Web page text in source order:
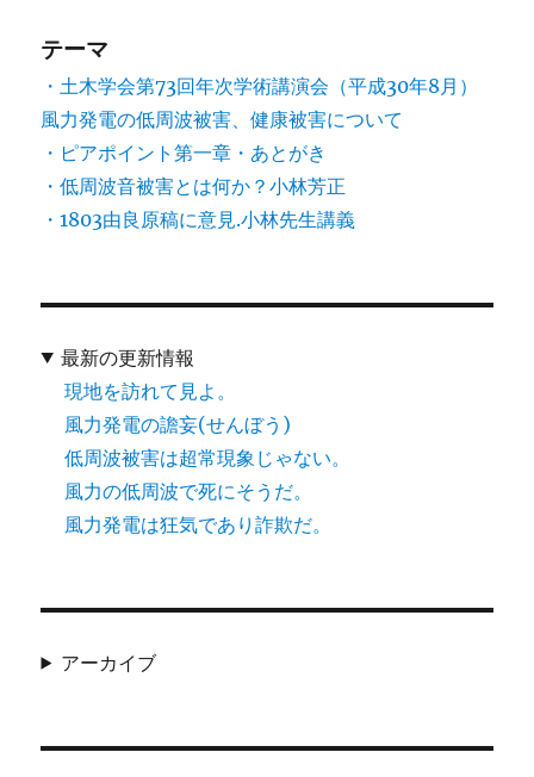
テーマ
・土木学会第73回年次学術講演会（平成30年8月）
風力発電の低周波被害、健康被害について
・ピアポイント第一章・あとがき
・低周波音被害とは何か？小林芳正
・1803由良原稿に意見.小林先生講義
最新の更新情報
現地を訪れて見よ。
風力発電の譫妄(せんぼう)
低周波被害は超常現象じゃない。
風力の低周波で死にそうだ。
風力発電は狂気であり詐欺だ。
アーカイブ